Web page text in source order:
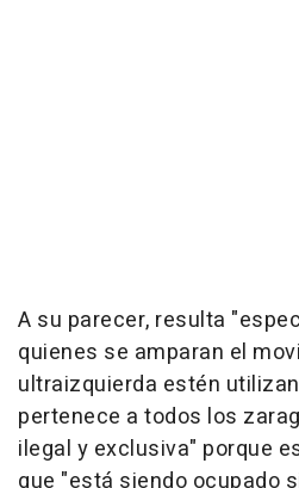
A su parecer, resulta
quienes se amparan el
ultraizquierda estén
pertenece a todos los
ilegal y exclusiva" porque